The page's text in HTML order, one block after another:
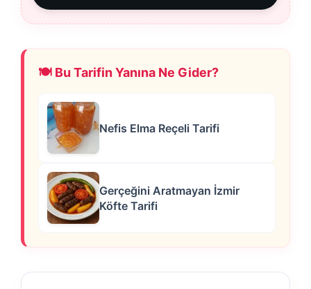
🍽️ Bu Tarifin Yanına Ne Gider?
Nefis Elma Reçeli Tarifi
Gerçeğini Aratmayan İzmir
Köfte Tarifi